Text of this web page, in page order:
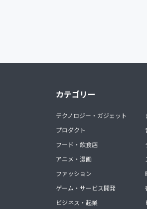
カテゴリー
テクノロジー・ガジェット
プロダクト
フード・飲食店
アニメ・漫画
ファッション
ゲーム・サービス開発
ビジネス・起業